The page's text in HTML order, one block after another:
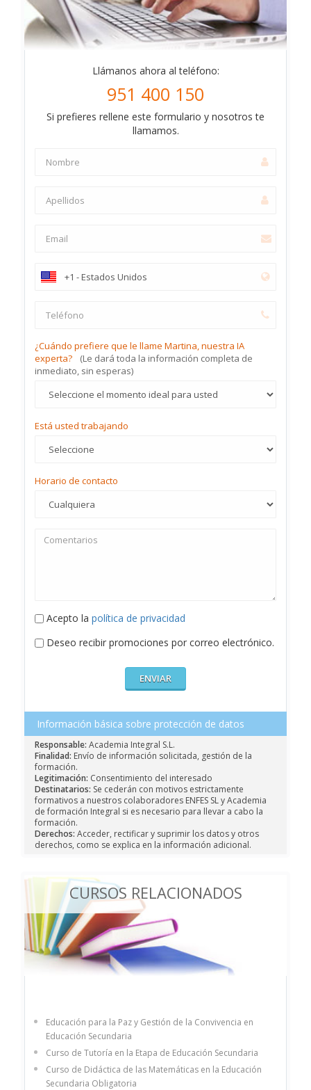
Llámanos ahora al teléfono:
951 400 150
Si prefieres rellene este formulario y nosotros te
llamamos.
¿Cuándo prefiere que le llame Martina, nuestra IA
experta?
(Le dará toda la información completa de
inmediato, sin esperas)
Está usted trabajando
Horario de contacto
Acepto la política de privacidad
Deseo recibir promociones por correo electrónico.
Información básica sobre protección de datos
Responsable: Academia Integral S.L.
Finalidad: Envío de información solicitada, gestión de la
formación.
Legitimación: Consentimiento del interesado
Destinatarios: Se cederán con motivos estrictamente
formativos a nuestros colaboradores ENFES SL y Academia
de formación Integral si es necesario para llevar a cabo la
formación.
Derechos: Acceder, rectificar y suprimir los datos y otros
derechos, como se explica en la información adicional.
CURSOS RELACIONADOS
Educación para la Paz y Gestión de la Convivencia en
Educación Secundaria
Curso de Tutoría en la Etapa de Educación Secundaria
Curso de Didáctica de las Matemáticas en la Educación
Secundaria Obligatoria